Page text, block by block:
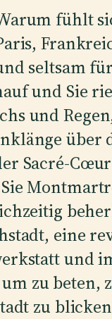
fühlt
seltsam
und Sie
und
über
Sacré-
eine
und
zu beten,
zu